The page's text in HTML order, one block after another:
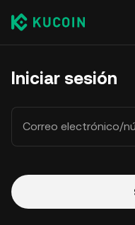
Iniciar sesión
Correo electrónico/